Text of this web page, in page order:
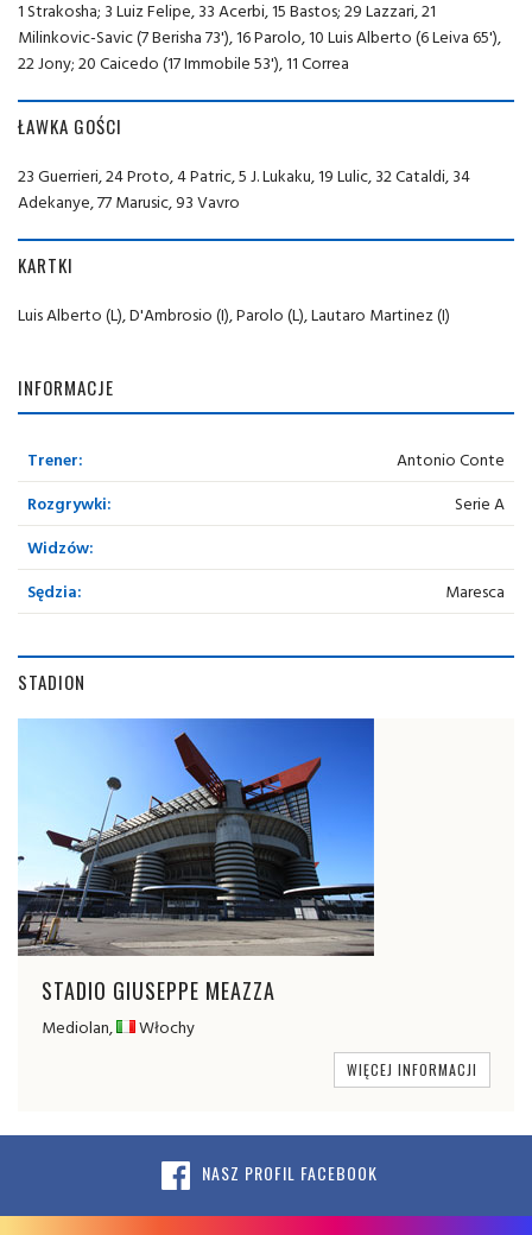
1 Strakosha; 3 Luiz Felipe, 33 Acerbi, 15 Bastos; 29 Lazzari, 21
Milinkovic-Savic (7 Berisha 73'), 16 Parolo, 10 Luis Alberto (6 Leiva 65'),
22 Jony; 20 Caicedo (17 Immobile 53'), 11 Correa
ŁAWKA GOŚCI
23 Guerrieri, 24 Proto, 4 Patric, 5 J. Lukaku, 19 Lulic, 32 Cataldi, 34
Adekanye, 77 Marusic, 93 Vavro
KARTKI
Luis Alberto (L), D'Ambrosio (I), Parolo (L), Lautaro Martinez (I)
INFORMACJE
Trener:
Antonio Conte
Rozgrywki:
Serie A
Widzów:
Sędzia:
Maresca
STADION
STADIO GIUSEPPE MEAZZA
Mediolan, Włochy
WIĘCEJ INFORMACJI
NASZ PROFIL FACEBOOK